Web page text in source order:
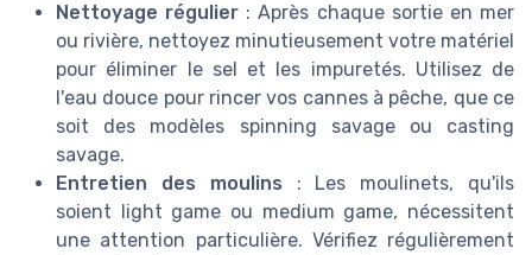
Nettoyage régulier : Après chaque sortie en mer
ou rivière, nettoyez minutieusement votre matériel
pour éliminer le sel et les impuretés. Utilisez de
l'eau douce pour rincer vos cannes à pêche, que ce
soit des modèles spinning savage ou casting
savage.
Entretien des moulins : Les moulinets, qu'ils
soient light game ou medium game, nécessitent
une attention particulière. Vérifiez régulièrement